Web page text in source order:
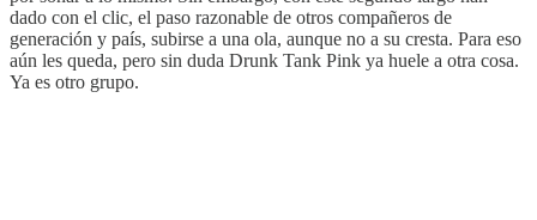
dado con el clic, el paso razonable de otros compañeros de
generación y país, subirse a una ola, aunque no a su cresta. Para eso
aún les queda, pero sin duda Drunk Tank Pink ya huele a otra cosa.
Ya es otro grupo.